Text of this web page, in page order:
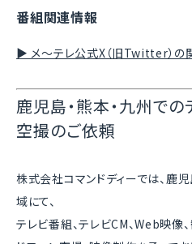
番組関連情報
▶ メ〜テレ公式X（旧Twitter）の
鹿児島・熊本・九州での
空撮のご依頼
株式会社コマンドディーでは、鹿
域にて、
テレビ番組、テレビCM、Web映像